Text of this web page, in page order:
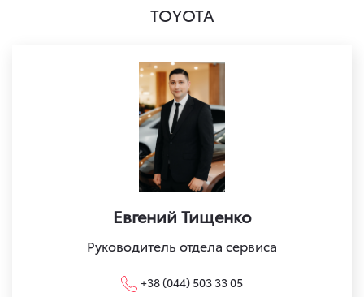
TOYOTA
Евгений Тищенко
Руководитель отдела сервиса
+38 (044) 503 33 05